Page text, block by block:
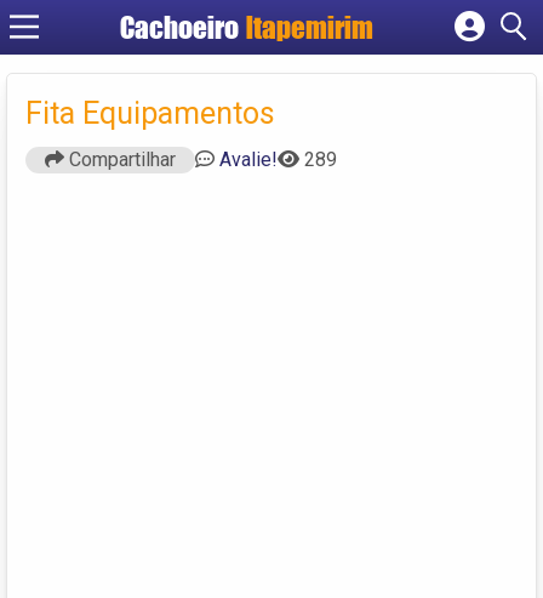
Cachoeiro Itapemirim
Cadastrar empresa
Criar conta
Fita Equipamentos
Compartilhar Avalie! 289